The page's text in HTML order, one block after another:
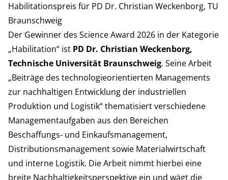
Habilitationspreis für PD Dr. Christian Weckenborg, TU
Braunschweig
Der Gewinner des Science Award 2026 in der Kategorie
„Habilitation“ ist PD Dr. Christian Weckenborg,
Technische Universität Braunschweig. Seine Arbeit
„Beiträge des technologieorientierten Managements
zur nachhaltigen Entwicklung der industriellen
Produktion und Logistik“ thematisiert verschiedene
Managementaufgaben aus den Bereichen
Beschaffungs- und Einkaufsmanagement,
Distributionsmanagement sowie Materialwirtschaft
und interne Logistik. Die Arbeit nimmt hierbei eine
breite Nachhaltigkeitsperspektive ein und wägt die